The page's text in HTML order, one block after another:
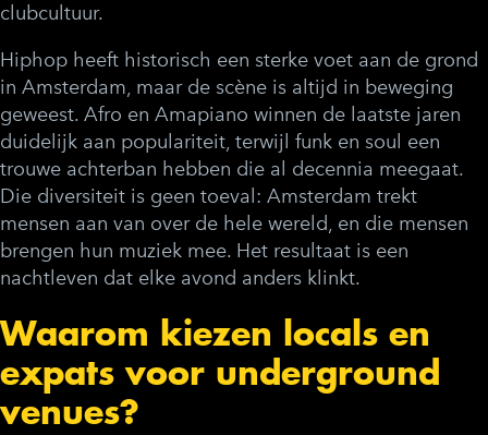
clubcultuur.
Hiphop heeft historisch een sterke voet aan de grond
in Amsterdam, maar de scène is altijd in beweging
geweest. Afro en Amapiano winnen de laatste jaren
duidelijk aan populariteit, terwijl funk en soul een
trouwe achterban hebben die al decennia meegaat.
Die diversiteit is geen toeval: Amsterdam trekt
mensen aan van over de hele wereld, en die mensen
brengen hun muziek mee. Het resultaat is een
nachtleven dat elke avond anders klinkt.
Waarom kiezen locals en
expats voor underground
venues?